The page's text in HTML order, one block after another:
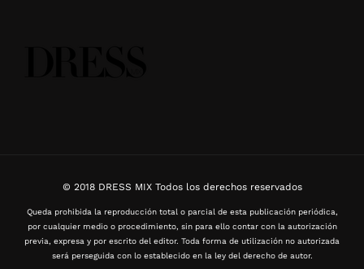
© 2018 DRESS MIX Todos los derechos reservados
Queda prohibida la reproducción total o parcial de esta publicación periódica,
por cualquier medio o procedimiento, sin para ello contar con la autorización
previa, expresa y por escrito del editor. Toda forma de utilización no autorizada
será perseguida con lo establecido en la ley del derecho de autor.